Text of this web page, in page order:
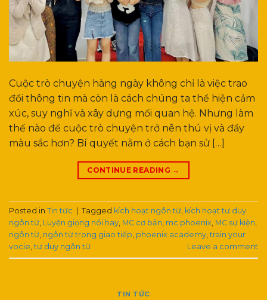
Cuộc trò chuyện hàng ngày không chỉ là việc trao
đổi thông tin mà còn là cách chúng ta thể hiện cảm
xúc, suy nghĩ và xây dựng mối quan hệ. Nhưng làm
thế nào để cuộc trò chuyện trở nên thú vị và đầy
màu sắc hơn? Bí quyết nằm ở cách bạn sử […]
CONTINUE READING →
Posted in Tin tức Tagged kích hoạt ngôn từ, kích hoạt tư duy
ngôn từ, Luyện giọng nói hay, MC cơ bản, mc phoenix, MC sự kiện,
ngôn từ, ngôn từ trong giao tiếp, phoenix academy,train your
vocie,tư duy ngôn từ Leave a comment
TIN TỨC